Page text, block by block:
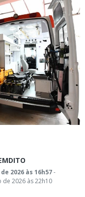
2026 às 16h57-
2026 às 22h10